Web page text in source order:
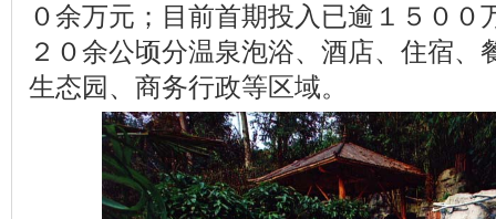
０余万元；目前首期投入已逾１５００
２０余公顷分温泉泡浴、酒店、住宿、
生态园、商务行政等区域。